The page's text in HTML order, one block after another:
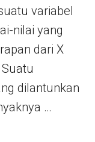
variabel
nilai yang
dari X
dilantunkan
…